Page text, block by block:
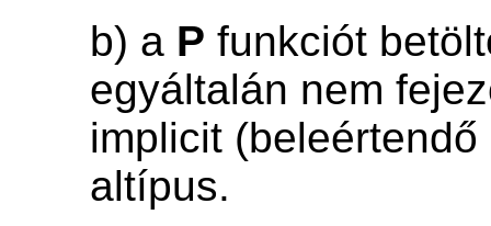
b) a P funkciót
egyáltalán nem
implicit
altípus.